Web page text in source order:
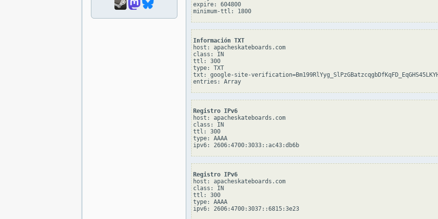
expire: 604800
minimum-ttl: 1800
Información TXT
host: apacheskateboards.com
class: IN
ttl: 300
type: TXT
txt: google-site-
entries: Array
Registro IPv6
host: apacheskateboards.com
class: IN
ttl: 300
type: AAAA
ipv6: 2606:4700:3033::ac43:db6b
Registro IPv6
host: apacheskateboards.com
class: IN
ttl: 300
type: AAAA
ipv6: 2606:4700:3037::6815:3e23